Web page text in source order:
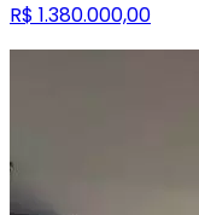
R$ 1.380.000,00